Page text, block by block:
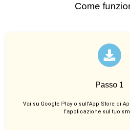
Come
Passo 1
Vai su Google Play o sull’App Store di
l’applicazione sul tuo